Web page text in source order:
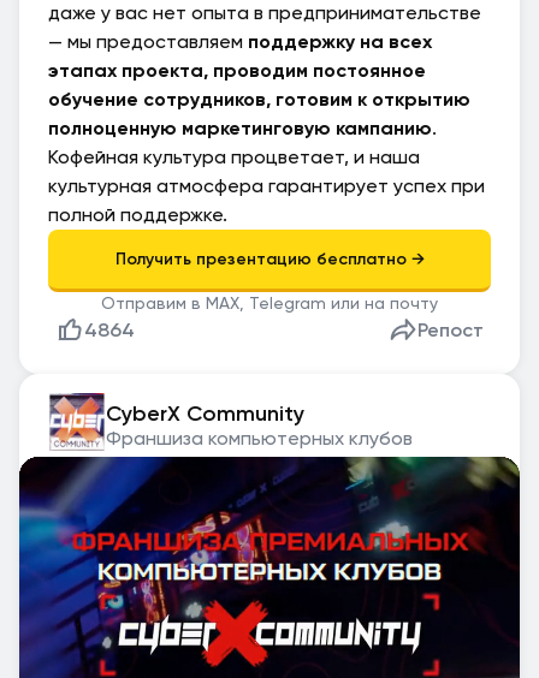
даже у вас нет опыта в предпринимательстве
— мы предоставляем поддержку на всех
этапах проекта, проводим постоянное
обучение сотрудников, готовим к открытию
полноценную маркетинговую кампанию.
Кофейная культура процветает, и наша
культурная атмосфера гарантирует успех при
полной поддержке.
Отправим в MAX, Telegram или на почту
Репост
4864
CyberX Community
Франшиза компьютерных клубов